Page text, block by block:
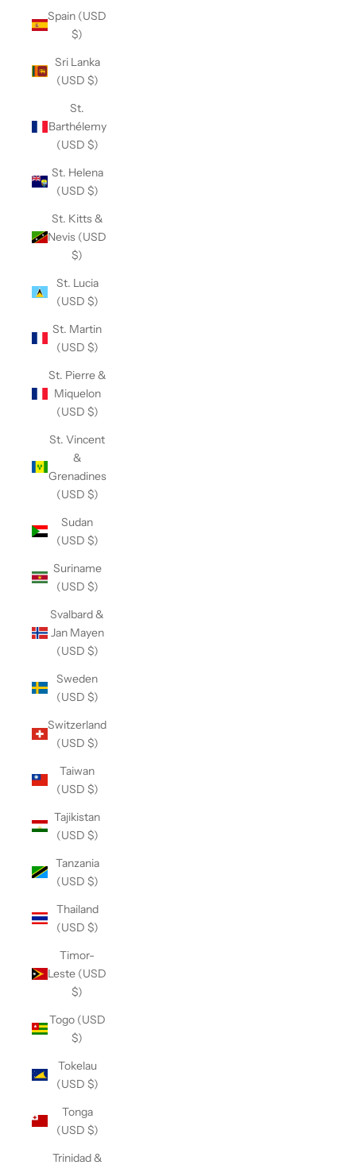
Spain (USD
$)
Sri Lanka
(USD $)
St.
Barthélemy
(USD $)
St. Helena
(USD $)
St. Kitts &
Nevis (USD
$)
St. Lucia
(USD $)
St. Martin
(USD $)
St. Pierre &
Miquelon
(USD $)
St. Vincent
&
Grenadines
(USD $)
Sudan
(USD $)
Suriname
(USD $)
Svalbard &
Jan Mayen
(USD $)
Sweden
(USD $)
Switzerland
(USD $)
Taiwan
(USD $)
Tajikistan
(USD $)
Tanzania
(USD $)
Thailand
(USD $)
Timor-
Leste (USD
$)
Togo (USD
$)
Tokelau
(USD $)
Tonga
(USD $)
Trinidad &